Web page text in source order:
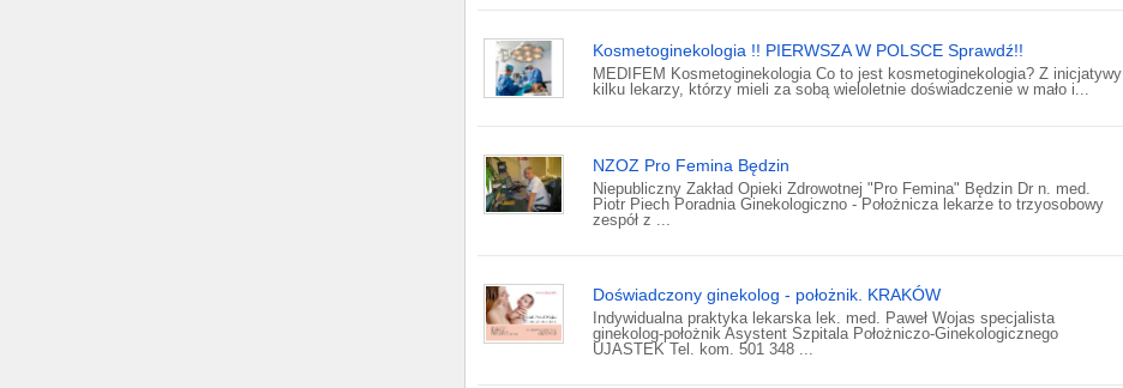
Kosmetoginekologia !! PIERWSZA W POLSCE Sprawdź!!
MEDIFEM Kosmetoginekologia Co to jest kosmetoginekologia? Z inicjatywy
kilku lekarzy, którzy mieli za sobą wieloletnie doświadczenie w mało i...
NZOZ Pro Femina Będzin
Niepubliczny Zakład Opieki Zdrowotnej "Pro Femina" Będzin Dr n. med.
Piotr Piech Poradnia Ginekologiczno - Położnicza lekarze to trzyosobowy
zespół z ...
Doświadczony ginekolog - położnik. KRAKÓW
Indywidualna praktyka lekarska lek. med. Paweł Wojas specjalista
ginekolog-położnik Asystent Szpitala Położniczo-Ginekologicznego
UJASTEK Tel. kom. 501 348 ...